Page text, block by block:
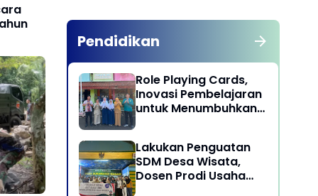
Pendidikan
Role Playing Cards,
Inovasi Pembelajaran
untuk Menumbuhkan
Lakukan Penguatan
SDM Desa Wisata,
Dosen Prodi Usaha